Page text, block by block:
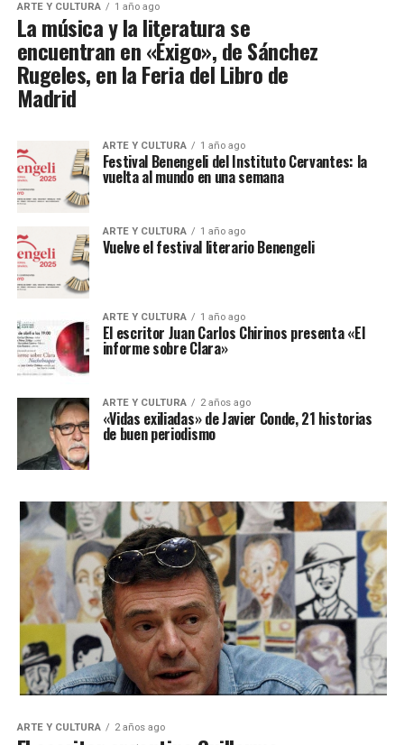
ARTE Y CULTURA 1 año ago
La música y la literatura se
encuentran en «Éxigo», de Sánchez
Rugeles, en la Feria del Libro de
Madrid
ARTE Y CULTURA 1 año ago
Festival Benengeli del Instituto Cervantes: la
vuelta al mundo en una semana
ARTE Y CULTURA 1 año ago
Vuelve el festival literario Benengeli
ARTE Y CULTURA 1 año ago
El escritor Juan Carlos Chirinos presenta «El
informe sobre Clara»
ARTE Y CULTURA 2 años ago
«Vidas exiliadas» de Javier Conde, 21 historias
de buen periodismo
ARTE Y CULTURA 2 años ago